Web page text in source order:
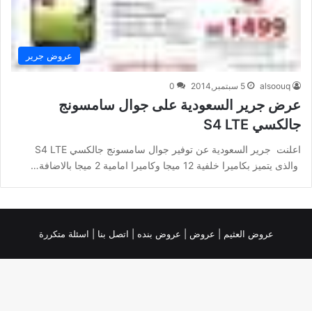
عروض جرير
alsoouq 5 سبتمبر,2014 0
عرض جرير السعودية على جوال سامسونج
جالكسي S4 LTE
اعلنت جرير السعودية عن توفير جوال سامسونج جالكسي S4 LTE
والذى يتميز بكاميرا خلفية 12 ميجا وكاميرا امامية 2 ميجا بالاضافة…
عروض العثيم عروض عروض بنده | اتصل بنا | اسئلة متكررة